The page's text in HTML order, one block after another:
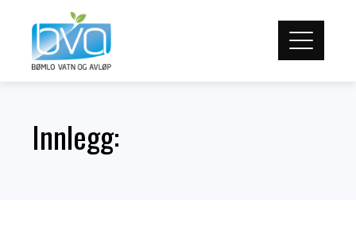
content
Innlegg: